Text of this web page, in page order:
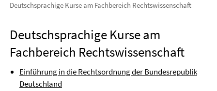
Deutschsprachige Kurse am Fachbereich Rechtswissenschaft
Deutschsprachige Kurse am
Fachbereich Rechtswissenschaft
Einführung in die Rechtsordnung der Bundesrepublik
Deutschland